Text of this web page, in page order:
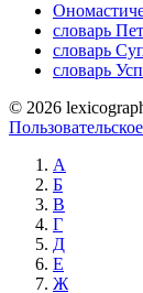
словарь
словарь
словарь
© 2026
А
Б
В
Г
Д
Е
Ж